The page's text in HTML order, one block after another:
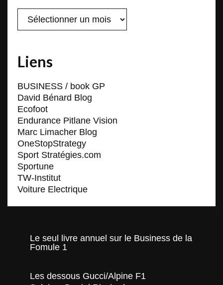
Liens
BUSINESS / book GP
David Bénard Blog
Ecofoot
Endurance Pitlane Vision
Marc Limacher Blog
OneStopStrategy
Sport Stratégies.com
Sportune
TW-Institut
Voiture Electrique
Le seul livre annuel sur le Business de la
Fomule 1
Les dessous Gucci/Alpine F1